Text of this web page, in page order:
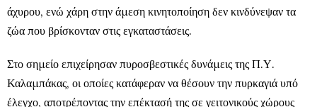
άχυρου, ενώ χάρη στην άμεση κινητοποίηση δεν κινδύνεψαν τα
ζώα που βρίσκονταν στις εγκαταστάσεις.
Στο σημείο επιχείρησαν πυροσβεστικές δυνάμεις της Π.Υ.
Καλαμπάκας, οι οποίες κατάφεραν να θέσουν την πυρκαγιά υπό
έλεγχο, αποτρέποντας την επέκτασή της σε γειτονικούς χώρους